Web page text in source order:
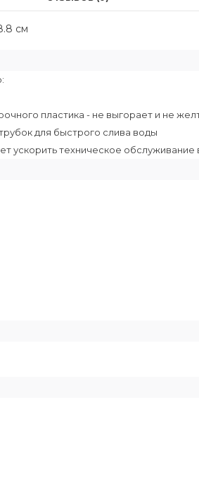
см
пластика - не выгорает и не
для быстрого слива воды
ускорить техническое обслуживание